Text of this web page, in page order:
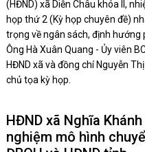
họp thứ 2 (Kỳ họp chuyên đề)
trọng về ngân sách, định
Ông Hà Xuân Quang - Ủy viên
HĐND xã và đồng chí Nguyễn
chủ tọa kỳ họp.
nghiệm mô hình
ĐBQH và HĐND tỉnh